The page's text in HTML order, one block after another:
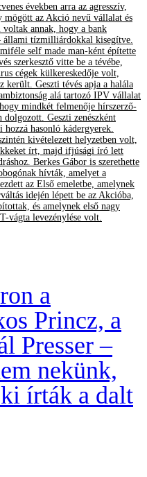
években arra az agresszív,
az Akció nevű vállalat és
voltak annak, hogy a bank
állami tízmilliárdokkal kisegítve.
self made man-ként építette
szerkesztő vitte be a tévébe,
cégek külkereskedője volt,
került. Geszti tévés apja a halála
alá tartozó IPV vállalat
mindkét felmenője hírszerző-
dolgozott. Geszti zenészként
hasonló kádergyerek.
kivételezett helyzetben volt,
írt, majd ifjúsági író lett
Berkes Gábor is szerethette
hívták, amelyet a
az Első emeletbe, amelynek
idején lépett be az Akcióba,
és amelynek első nagy
vágta levezénylése volt.
a
Princz, a
Presser –
nekünk,
írták a dalt